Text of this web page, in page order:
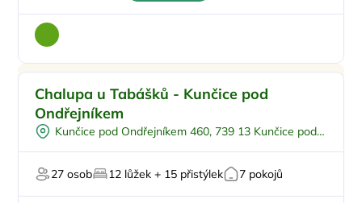
Polopenze
Na samotě
U lesa
Pro svatby a oslavy
Chalupa u Tabášků - Kunčice pod
Ondřejníkem
Kunčice pod Ondřejníkem 460, 739 13 Kunčice pod
27 osob
12 lůžek + 15 přistýlek 7 pokojů